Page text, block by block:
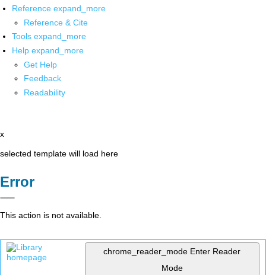
Reference expand_more
Reference & Cite
Tools expand_more
Help expand_more
Get Help
Feedback
Readability
x
selected template will load here
Error
This action is not available.
chrome_reader_mode Enter Reader
Mode